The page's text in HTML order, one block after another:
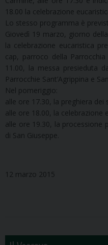
18.00 la celebrazione
Lo stesso programma è
Giovedì 19 marzo, giorno
la celebrazione eucaristica
cap, parroco della
11.00, la messa presieduta
Parrocchie Sant’Agrippina e
Nel pomeriggio:
alle ore 17.30, la preghiera dei
alle ore 18.00, la celebrazione
alle ore 19.30, la processione
di San Giuseppe.
12 marzo 2015